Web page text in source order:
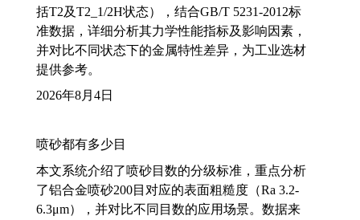
括T2及T2_1/2H状态），结合GB/T 5231-2012标
准数据，详细分析其力学性能指标及影响因素，
并对比不同状态下的金属特性差异，为工业选材
提供参考。
2026年8月4日
喷砂都有多少目
本文系统介绍了喷砂目数的分级标准，重点分析
了铝合金喷砂200目对应的表面粗糙度（Ra 3.2-
6.3μm），并对比不同目数的应用场景。数据来